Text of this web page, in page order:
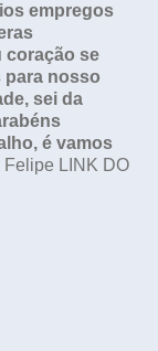
empregos
coração se
para nosso
sei da
é vamos
Felipe LINK DO